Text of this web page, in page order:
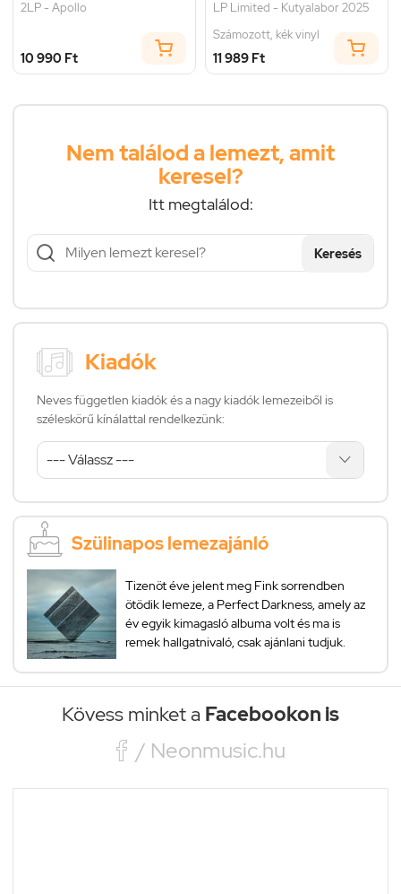
2LP - Apollo
10 990 Ft
LP Limited - Kutyalabor 2025
Számozott, kék vinyl
11 989 Ft
Nem találod a lemezt, amit
keresel?
Itt megtalálod:
Keresés
Kiadók
Neves független kiadók és a nagy kiadók lemezeiből is
széleskörű kínálattal rendelkezünk:
Szülinapos lemezajánló
Tizenöt éve jelent meg Fink sorrendben
ötödik lemeze, a Perfect Darkness, amely az
év egyik kimagasló albuma volt és ma is
remek hallgatnivaló, csak ajánlani tudjuk.
Kövess minket a Facebookon is
 / Neonmusic.hu